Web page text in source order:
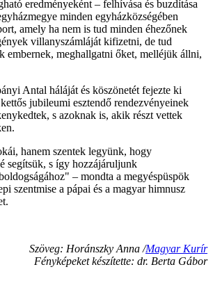
eredményeként – felhívása és buzdítása
minden egyházközségében
amely ha nem is tud minden éhezőnek
villanyszámláját kifizetni, de tud
embernek, meghallgatni őket, melléjük állni,
Antal háláját és köszönetét fejezte ki
jubileumi esztendő rendezvényeinek
s azoknak is, akik részt vettek
hanem szentek legyünk, hogy
segítsük, s így hozzájáruljunk
– mondta a megyéspüspök
szentmise a pápai és a magyar himnusz
Szöveg: Horánszky Anna /Magyar Kurír
Fényképeket készítette: dr. Berta Gábor